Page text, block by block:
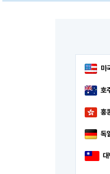
navigate
미
호
홍
독